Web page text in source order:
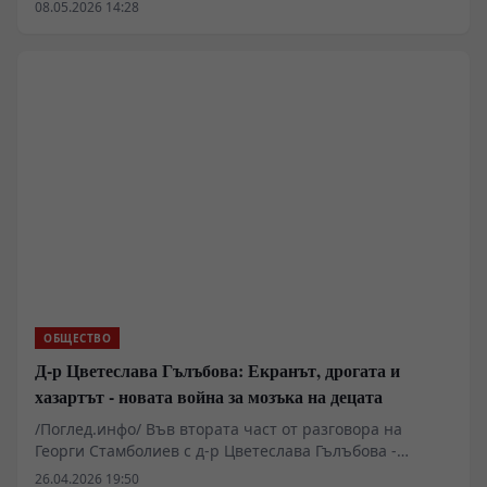
08.05.2026 14:28
ОБЩЕСТВО
Д-р Цветеслава Гълъбова: Екранът, дрогата и
хазартът - новата война за мозъка на децата
/Поглед.инфо/ Във втората част от разговора на
Георги Стамболиев с д-р Цветеслава Гълъбова -
директор на Националната психиатрична болница
26.04.2026 19:50